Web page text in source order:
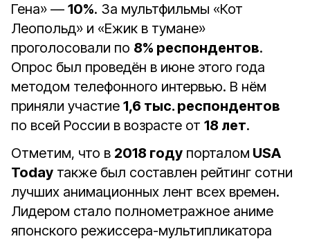
Гена» — 10%. За мультфильмы «Кот
Леопольд» и «Ежик в тумане»
проголосовали по 8% респондентов.
Опрос был проведён в июне этого года
методом телефонного интервью. В нём
приняли участие 1,6 тыс. респондентов
по всей России в возрасте от 18 лет.
Отметим, что в 2018 году порталом USA
Today также был составлен рейтинг сотни
лучших анимационных лент всех времен.
Лидером стало полнометражное аниме
японского режиссера-мультипликатора